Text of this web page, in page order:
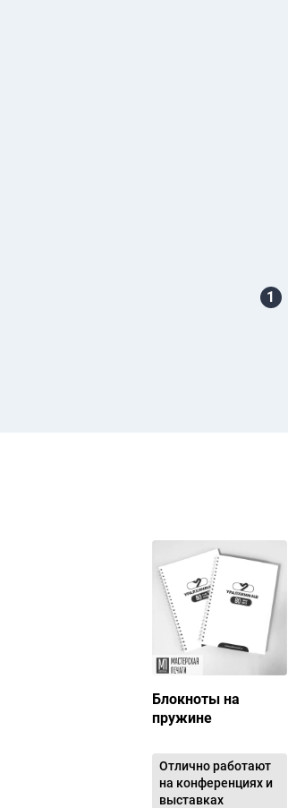
1
Блокноты на
пружине
Отлично работают
на конференциях и
выставках